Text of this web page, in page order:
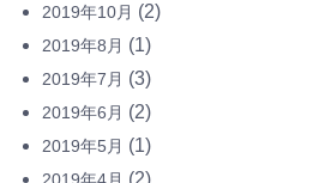
2019年10月 (2)
2019年8月 (1)
2019年7月 (3)
2019年6月 (2)
2019年5月 (1)
(2)